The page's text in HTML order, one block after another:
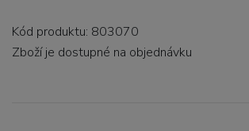
Kód produktu: 803070
Zboží je dostupné na objednávku